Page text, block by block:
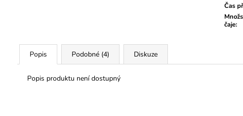
Čas
čaje:
Popis Podobné (4) Diskuze
Popis produktu není dostupný